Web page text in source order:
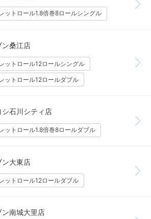
ットロール1.8倍巻8ロールシングル
ン桑江店
ットロール12ロールシングル
ットロール12ロールダブル
石川シティ店
ットロール1.8倍巻8ロールダブル
ン大東店
ットロール12ロールダブル
ン南城大里店